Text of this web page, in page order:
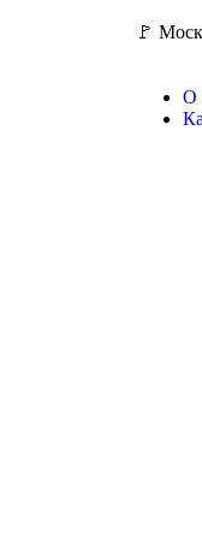
🚩
О